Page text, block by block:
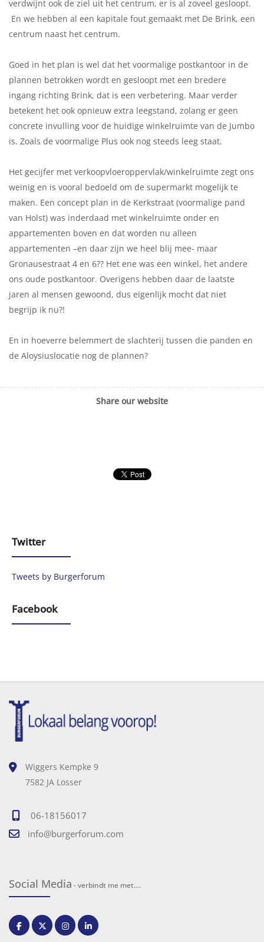
verdwijnt ook de ziel uit het centrum, er is al zoveel gesloopt.
En we hebben al een kapitale fout gemaakt met De Brink, een
centrum naast het centrum.
Goed in het plan is wel dat het voormalige postkantoor in de
plannen betrokken wordt en gesloopt met een bredere
ingang richting Brink, dat is een verbetering. Maar verder
betekent het ook opnieuw extra leegstand, zolang er geen
concrete invulling voor de huidige winkelruimte van de Jumbo
is. Zoals de voormalige Plus ook nog steeds leeg staat.
Het gecijfer met verkoopvloeroppervlak/winkelruimte zegt ons
weinig en is vooral bedoeld om de supermarkt mogelijk te
maken. Een concept plan in de Kerkstraat (voormalige pand
van Holst) was inderdaad met winkelruimte onder en
appartementen boven en dat worden nu alleen
appartementen –en daar zijn we heel blij mee- maar
Gronausestraat 4 en 6?? Het ene was een winkel, het andere
ons oude postkantoor. Overigens hebben daar de laatste
jaren al mensen gewoond, dus eigenlijk mocht dat niet
begrijp ik nu?!
En in hoeverre belemmert de slachterij tussen die panden en
de Aloysiuslocatie nog de plannen?
Share our website
Twitter
Tweets by Burgerforum
Facebook
Wiggers Kempke 9
7582 JA Losser
06-18156017
info@burgerforum.com
Social Media - verbindt me met....